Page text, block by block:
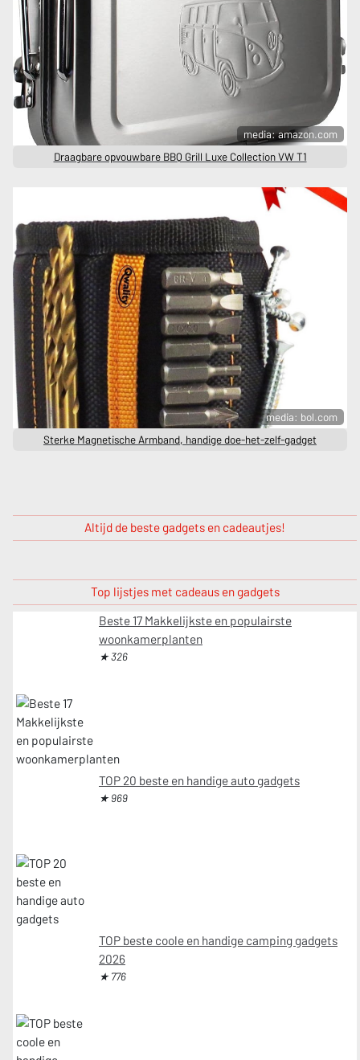
media: amazon.com
Draagbare opvouwbare BBQ Grill Luxe Collection VW T1
media: bol.com
Sterke Magnetische Armband, handige doe-het-zelf-gadget
Altijd de beste gadgets en cadeautjes!
Top lijstjes met cadeaus en gadgets
Beste 17 Makkelijkste en populairste
woonkamerplanten
★ 326
TOP 20 beste en handige auto gadgets
★ 969
TOP beste coole en handige camping gadgets
2026
★ 776